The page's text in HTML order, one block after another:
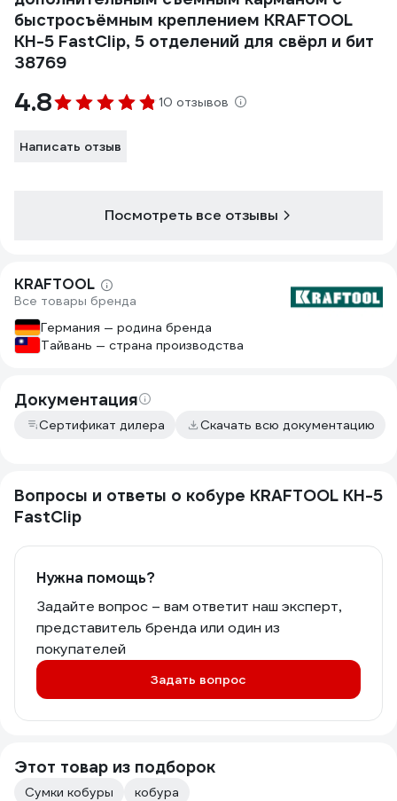
быстросъёмным креплением KRAFTOOL
KH-5 FastClip, 5 отделений для свёрл и бит
38769
4.8 10 отзывов
Написать отзыв
Посмотреть все отзывы
KRAFTOOL
Все товары бренда
Германия — родина бренда
Тайвань — страна производства
Документация
Сертификат дилера Скачать всю документацию
Вопросы и ответы о кобуре KRAFTOOL KH-5
FastClip
Нужна помощь?
Задайте вопрос – вам ответит наш эксперт,
представитель бренда или один из
покупателей
Задать вопрос
Этот товар из подборок
Сумки кобуры кобура